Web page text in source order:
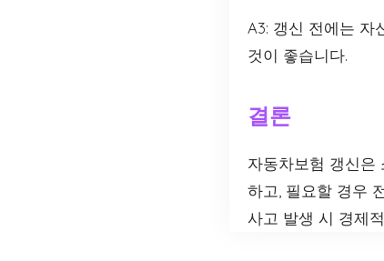
A3: 갱신 전에는 자
것이 좋습니다.
결론
자동차보험 갱신은
하고, 필요할 경우
사고 발생 시 경제